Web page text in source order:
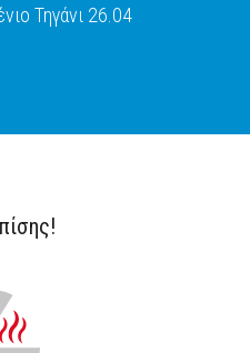
ΤΟ
Τηγάνι 26.04